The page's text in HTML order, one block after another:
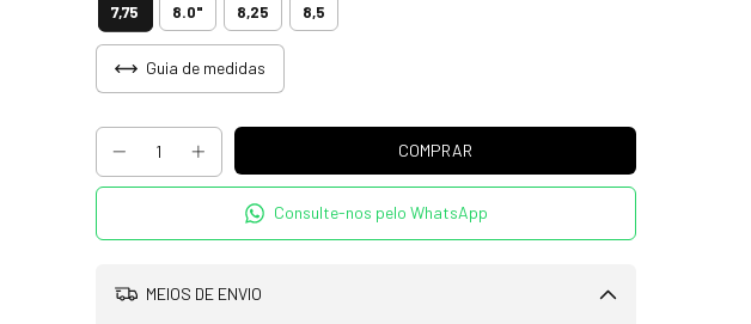
7,75 8.0" 8,25 8,5
Guia de medidas
Consulte-nos pelo WhatsApp
MEIOS DE ENVIO